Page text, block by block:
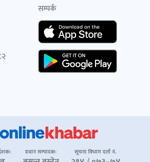
सम्पर्क
प्रधान सम्पादक: सूचना विभाग दर्ता नं.